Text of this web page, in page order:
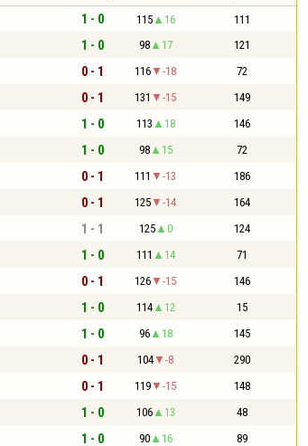
1 - 0 115 16 111
1 - 0 98 17 121
0 - 1 116 -18 72
0 - 1 131 -15 149
1 - 0 113 18 146
1 - 0 98 15 72
0 - 1 111 -13 186
0 - 1 125 -14 164
1 - 1 125 0 124
1 - 0 111 14 71
0 - 1 126 -15 146
1 - 0 114 12 15
1 - 0 96 18 145
0 - 1 104 -8 290
0 - 1 119 -15 148
1 - 0 106 13 48
1 - 0 90 16 89